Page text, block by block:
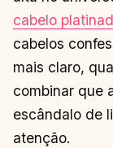
cabelo
cabelos
mais claro,
combinar que
escândalo de
atenção.